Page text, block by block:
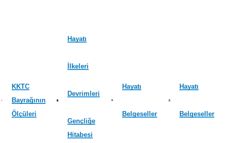
KKTC
Bayrağının
Ölçüleri
Hayatı
İlkeleri
Devrimleri
Gençliğe
Hitabesi
Hayatı
Belgeseller
Hayatı
Belgeseller